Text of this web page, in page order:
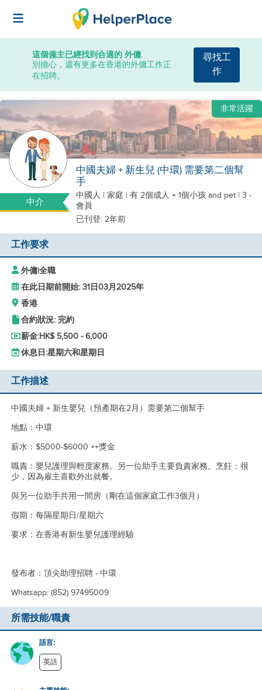
這個僱主已經找到合適的 外傭.
別擔心，還有更多在香港的外傭工作正
在招聘。
尋找工
作
中介
非常活躍
中國夫婦 + 新生兒 (中環) 需要第二個幫
手
中國人 | 家庭 | 有 2個成人 + 1個小孩 and pet | 3 -
會員
已刊登: 2年前
工作要求
外傭|全職
在此日期前開始: 31日03月2025年
香港
合約狀況: 完約
薪金:HK$ 5,500 - 6,000
休息日:星期六和星期日
工作描述
中國夫婦 + 新生嬰兒（預產期在2月）需要第二個幫手
地點：中環
薪水：$5000-$6000 ++獎金
職責：嬰兒護理與輕度家務。另一位助手主要負責家務。烹飪：很
少，因為雇主喜歡外出就餐。
與另一位助手共用一間房（剛在這個家庭工作3個月）
假期：每隔星期日/星期六
要求：在香港有新生嬰兒護理經驗
發布者：頂尖助理招聘 - 中環
Whatsapp: (852) 97495009
所需技能/職責
語言:
英語